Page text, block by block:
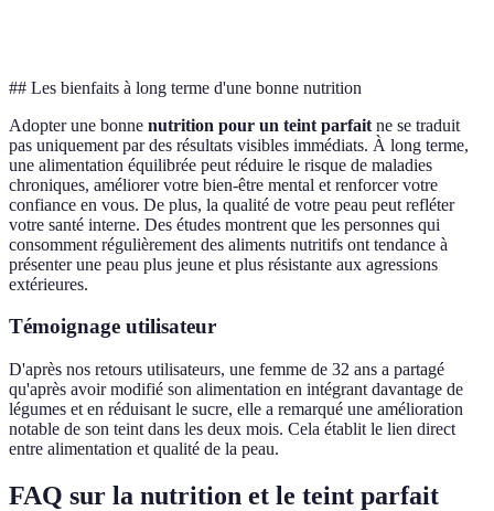
## Les bienfaits à long terme d'une bonne nutrition
Adopter une bonne nutrition pour un teint parfait ne se traduit
pas uniquement par des résultats visibles immédiats. À long terme,
une alimentation équilibrée peut réduire le risque de maladies
chroniques, améliorer votre bien-être mental et renforcer votre
confiance en vous. De plus, la qualité de votre peau peut refléter
votre santé interne. Des études montrent que les personnes qui
consomment régulièrement des aliments nutritifs ont tendance à
présenter une peau plus jeune et plus résistante aux agressions
extérieures.
Témoignage utilisateur
D'après nos retours utilisateurs, une femme de 32 ans a partagé
qu'après avoir modifié son alimentation en intégrant davantage de
légumes et en réduisant le sucre, elle a remarqué une amélioration
notable de son teint dans les deux mois. Cela établit le lien direct
entre alimentation et qualité de la peau.
FAQ sur la nutrition et le teint parfait